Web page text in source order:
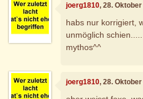
joerg1810, 28.
habs nur korrigiert,
unmöglich
mythos^^
joerg1810, 28.